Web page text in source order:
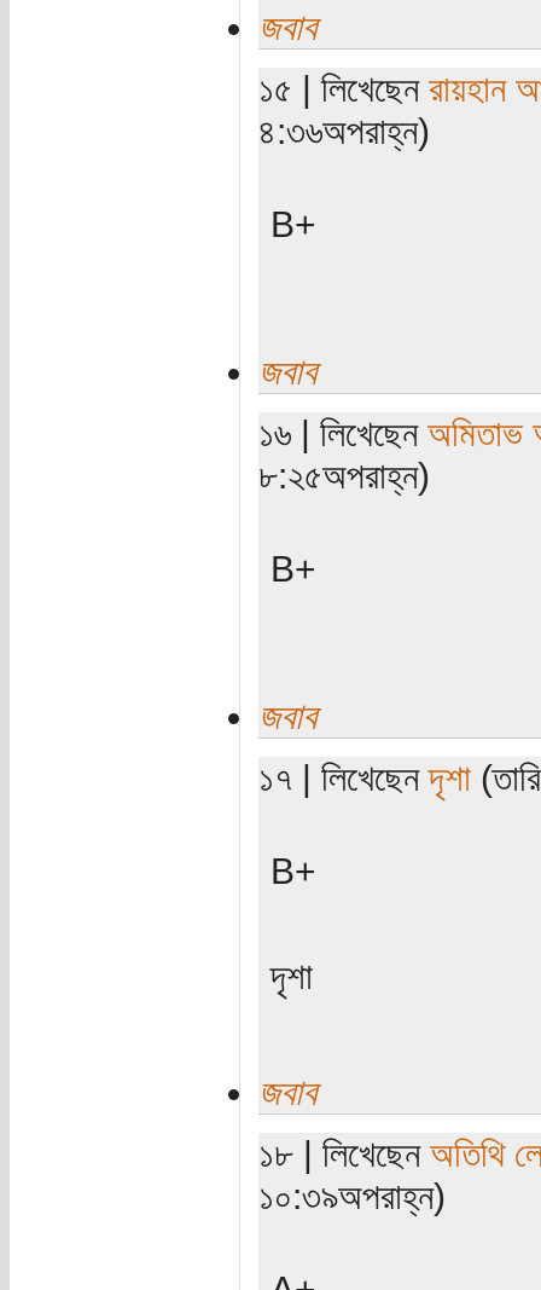
জবাব
১৫ | লিখেছেন রায়হান
৪:৩৬অপরাহ্ন)
B+
জবাব
১৬ | লিখেছেন অমিতাভ
৮:২৫অপরাহ্ন)
B+
জবাব
১৭ | লিখেছেনদৃশা
B+
দৃশা
জবাব
১৮ | লিখেছেন অতিথি
১০:৩৯অপরাহ্ন)